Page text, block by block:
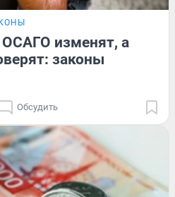
изменят, а
законы
Обсудить